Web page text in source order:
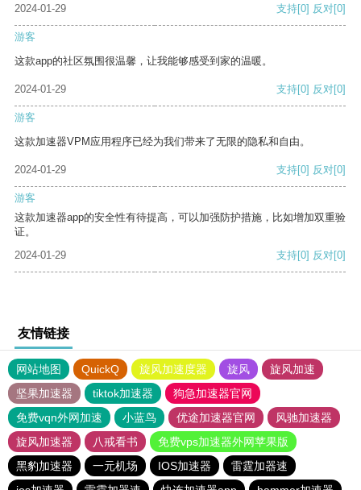
2024-01-29
支持[0] 反对[0]
游客
这款app的社区氛围很温馨，让我能够感受到家的温暖。
2024-01-29 支持[0] 反对[0]
游客
这款加速器VPM应用程序已经为我们带来了无限的隐私和自由。
2024-01-29 支持[0] 反对[0]
游客
这款加速器app的安全性有待提高，可以加强防护措施，比如增加双重验
证。
2024-01-29
支持[0] 反对[0]
友情链接
网站地图 QuickQ 旋风加速度器 旋风
旋风加速
坚果加速器
tiktok加速器
狗急加速器官网
免费vqn外网加速
小蓝鸟 优途加速器官网
风驰加速器
旋风加速器
八戒看书
免费vps加速器外网苹果版
黑豹加速器
一元机场 IOS加速器
雷霆加器速